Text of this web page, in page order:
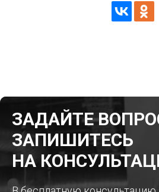
ЗАДАЙТЕ
ЗАПИШИТЕСЬ
НА